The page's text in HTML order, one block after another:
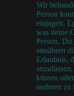
Wir
Person
einjagen.
was deine
Person.
annähern
Erlaubnis,
küssen
anderen zu